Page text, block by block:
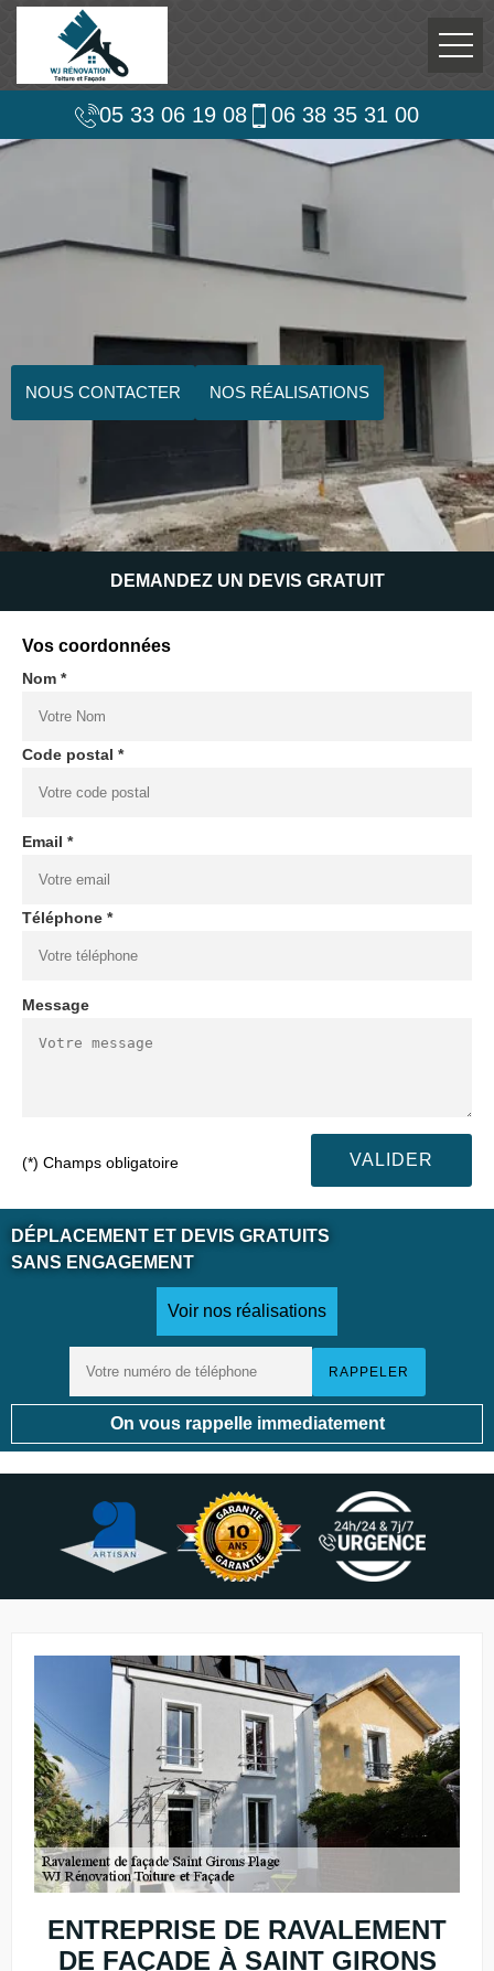
05 33 06 19 08 06 38 35 31 00
NOUS CONTACTER NOS RÉALISATIONS
DEMANDEZ UN DEVIS GRATUIT
Vos coordonnées
Nom *
Code postal *
Email *
Téléphone *
Message
(*) Champs obligatoire
DÉPLACEMENT ET DEVIS GRATUITS
SANS ENGAGEMENT
Voir nos réalisations
On vous rappelle immediatement
ENTREPRISE DE RAVALEMENT
DE FAÇADE À SAINT GIRONS